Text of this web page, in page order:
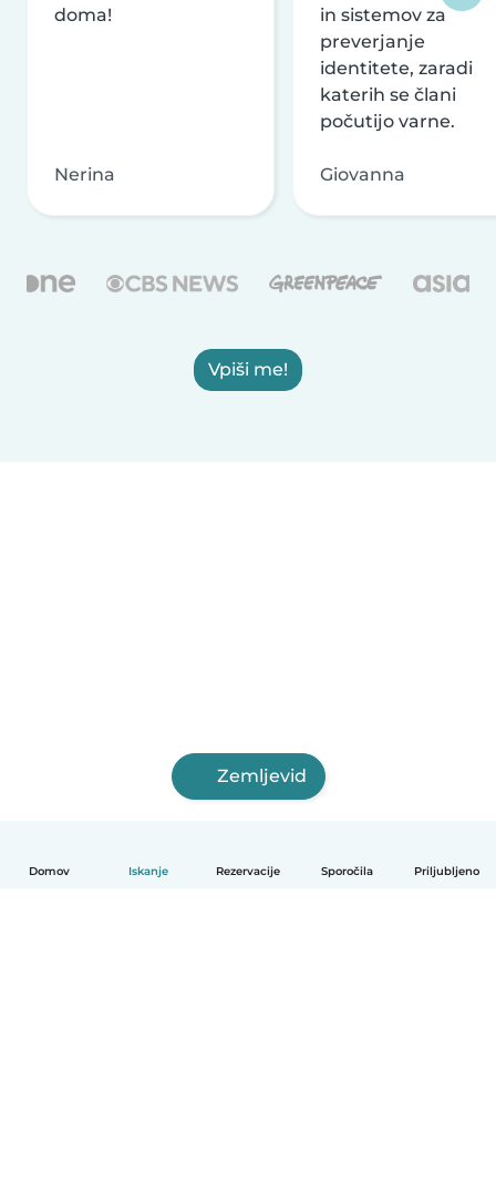
Domov Iskanje Rezervacije Sporočila Priljubljeno
doma!
Nerina
in sistemov za
preverjanje
identitete, zaradi
katerih se člani
počutijo varne.
Giovanna
Vpiši me!
Zemljevid